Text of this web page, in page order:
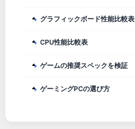
グラフィックボード性能比較表
CPU性能比較表
ゲームの推奨スペックを検証
ゲーミングPCの選び方